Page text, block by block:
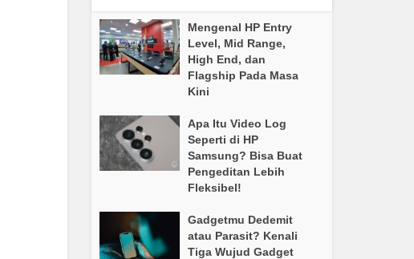
Mengenal HP Entry
Level, Mid Range,
High End, dan
Flagship Pada Masa
Kini
Apa Itu Video Log
Seperti di HP
Samsung? Bisa Buat
Pengeditan Lebih
Fleksibel!
Gadgetmu Dedemit
atau Parasit? Kenali
Tiga Wujud Gadget